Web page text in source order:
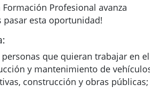
Profesional avanza
pasar esta oportunidad!
que quieran trabajar en el
y mantenimiento de
construcción y obras públicas;